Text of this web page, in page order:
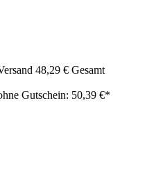
48,29 € Gesamt
Gutschein: 50,39 €*